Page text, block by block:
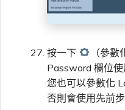
按一下
（參
Password 欄位使
您也可以參數化
否則會使用先前